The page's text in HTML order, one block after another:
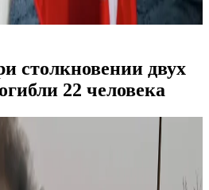
столкновении двух
22 человека